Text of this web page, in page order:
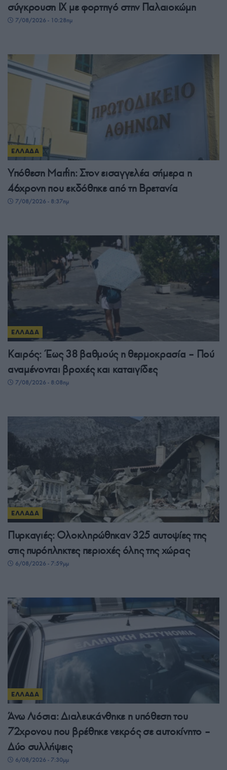
σύγκρουση ΙΧ με φορτηγό στην Παλαιοκώμη
7/08/2026 - 10:28πμ
ΕΛΛΑΔΑ
Υπόθεση Marfin: Στον εισαγγελέα σήμερα η
46χρονη που εκδόθηκε από τη Βρετανία
7/08/2026 - 8:37πμ
ΕΛΛΑΔΑ
Καιρός: Έως 38 βαθμούς η θερμοκρασία – Πού
αναμένονται βροχές και καταιγίδες
7/08/2026 - 8:08πμ
ΕΛΛΑΔΑ
Πυρκαγιές: Ολοκληρώθηκαν 325 αυτοψίες της
στις πυρόπληκτες περιοχές όλης της χώρας
6/08/2026 - 7:59μμ
ΕΛΛΑΔΑ
Άνω Λιόσια: Διαλευκάνθηκε η υπόθεση του
72χρονου που βρέθηκε νεκρός σε αυτοκίνητο –
Δύο συλλήψεις
6/08/2026 - 7:30μμ